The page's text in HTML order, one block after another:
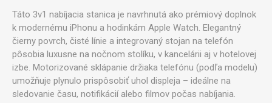
Táto 3v1 nabíjacia stanica je navrhnutá ako prémiový doplnok
k modernému iPhonu a hodinkám Apple Watch. Elegantný
čierny povrch, čisté línie a integrovaný stojan na telefón
pôsobia luxusne na nočnom stolíku, v kancelárii aj v hotelovej
izbe. Motorizované sklápanie držiaka telefónu (podľa modelu)
umožňuje plynulo prispôsobiť uhol displeja – ideálne na
sledovanie času, notifikácií alebo filmov počas nabíjania.